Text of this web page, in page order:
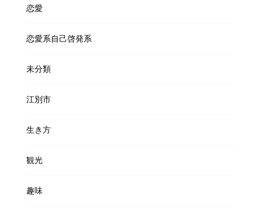
恋愛
恋愛系自己啓発系
未分類
江別市
生き方
観光
趣味